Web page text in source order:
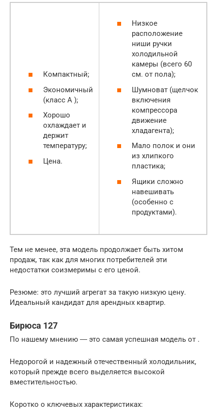
Компактный;
Экономичный
(класс А );
Хорошо
охлаждает и
держит
температуру;
Цена.
Низкое
расположение
ниши ручки
холодильной
камеры (всего 60
см. от пола);
Шумноват (щелчок
включения
компрессора
движение
хладагента);
Мало полок и они
из хлипкого
пластика;
Ящики сложно
навешивать
(особенно с
продуктами).
Тем не менее, эта модель продолжает быть хитом
продаж, так как для многих потребителей эти
недостатки соизмеримы с его ценой.
Резюме: это лучший агрегат за такую низкую цену.
Идеальный кандидат для арендных квартир.
Бирюса 127
По нашему мнению ― это самая успешная модель от .
Недорогой и надежный отечественный холодильник,
который прежде всего выделяется высокой
вместительностью.
Коротко о ключевых характеристиках: